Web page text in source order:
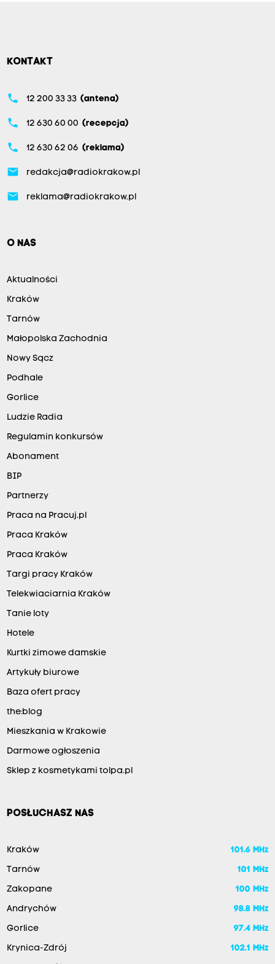
KONTAKT
phone 12 200 33 33 (antena)
phone 12 630 60 00 (recepcja)
phone 12 630 62 06 (reklama)
email redakcja@radiokrakow.pl
email reklama@radiokrakow.pl
O NAS
Aktualności
Kraków
Tarnów
Małopolska Zachodnia
Nowy Sącz
Podhale
Gorlice
Ludzie Radia
Regulamin konkursów
Abonament
BIP
Partnerzy
Praca na Pracuj.pl
Praca Kraków
Praca Kraków
Targi pracy Kraków
Telekwiaciarnia Kraków
Tanie loty
Hotele
Kurtki zimowe damskie
Artykuły biurowe
Baza ofert pracy
the:blog
Mieszkania w Krakowie
Darmowe ogłoszenia
Sklep z kosmetykami tolpa.pl
POSŁUCHASZ NAS
Kraków 101.6 MHz
Tarnów 101 MHz
Zakopane 100 MHz
Andrychów 98.8 MHz
Gorlice 97.4 MHz
Krynica-Zdrój 102.1 MHz